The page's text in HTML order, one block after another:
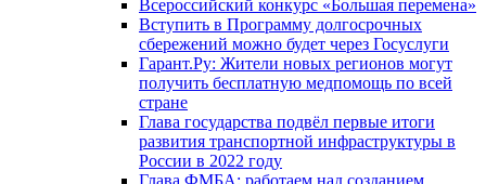
Всероссийский конкурс «Большая перемена»
Вступить в Программу долгосрочных
сбережений можно будет через Госуслуги
Гарант.Ру: Жители новых регионов могут
получить бесплатную медпомощь по всей
стране
Глава государства подвёл первые итоги
развития транспортной инфраструктуры в
России в 2022 году
Глава ФМБА: работаем над созданием